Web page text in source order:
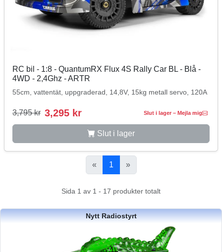
RC bil - 1:8 - QuantumRX Flux 4S Rally Car BL - Blå -
4WD - 2,4Ghz - ARTR
55cm, vattentät, uppgraderad, 14,8V, 15kg metall servo, 120A
3,795 kr 3,295 kr Slut i lager – Mejla mig
Slut i lager
« 1 »
Sida 1 av 1 - 17 produkter totalt
Nytt Radiostyrt